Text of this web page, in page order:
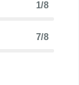
1/8
7/8